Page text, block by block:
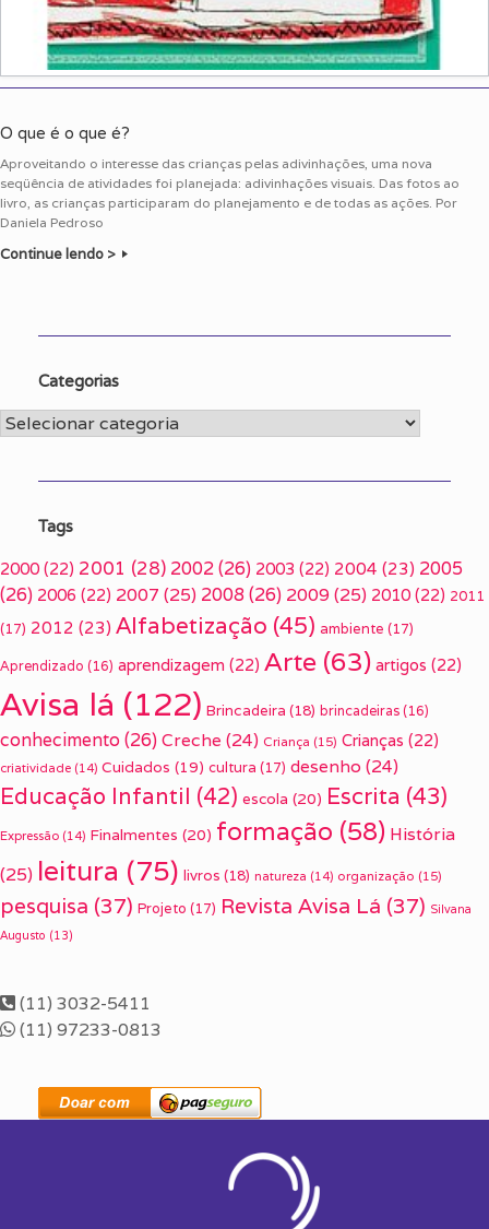
O que é o que é?
Aproveitando o interesse das crianças pelas adivinhações, uma nova
seqüência de atividades foi planejada: adivinhações visuais. Das fotos ao
livro, as crianças participaram do planejamento e de todas as ações. Por
Daniela Pedroso
Continue lendo >
Categorias
Categorias
Tags
2000 (22) 2001 (28) 2002(26) 2003 (22) 2004 (23) 2005
(26) 2006 (22) 2007 (25) 2008(26) 2009(25) 2010 (22) 2011
(17) 2012 (23) Alfabetização (45) ambiente (17)
Aprendizado (16) aprendizagem (22) Arte (63) artigos (22)
Avisa lá (122) Brincadeira (18) brincadeiras (16)
conhecimento(26) Creche (24) Criança (15) Crianças (22)
criatividade (14) Cuidados (19) cultura (17) desenho (24)
Educação Infantil (42) escola (20) Escrita (43)
Expressão (14) Finalmentes (20) formação (58) História
(25) leitura (75) livros (18) natureza (14) organização (15)
pesquisa (37) Projeto (17) Revista Avisa Lá (37) Silvana
Augusto (13)
(11) 3032-5411
(11) 97233-0813